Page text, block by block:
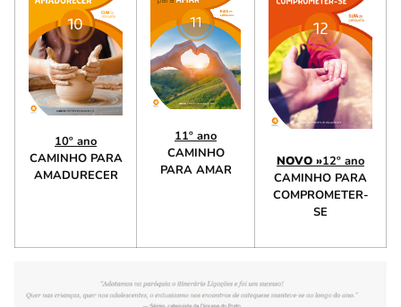
10º ano
CAMINHO PARA
AMADURECER
11º ano
CAMINHO
PARA AMAR
NOVO »12º ano
CAMINHO PARA
COMPROMETER-
SE